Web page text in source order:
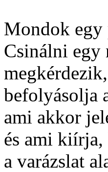
Mondok egy
Csinálni egy
befolyásolja
ami akkor
és ami
a varázslat